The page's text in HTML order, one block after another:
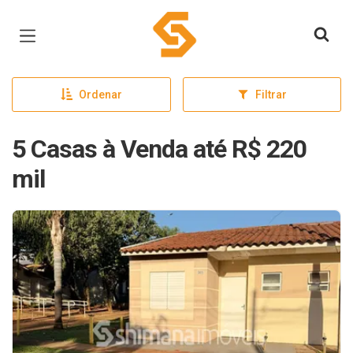
Página inicial
Ordenar Filtrar
5 Casas à Venda até R$ 220
mil